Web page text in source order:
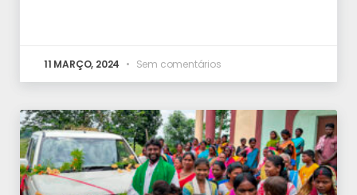
11 MARÇO, 2024 Sem comentários